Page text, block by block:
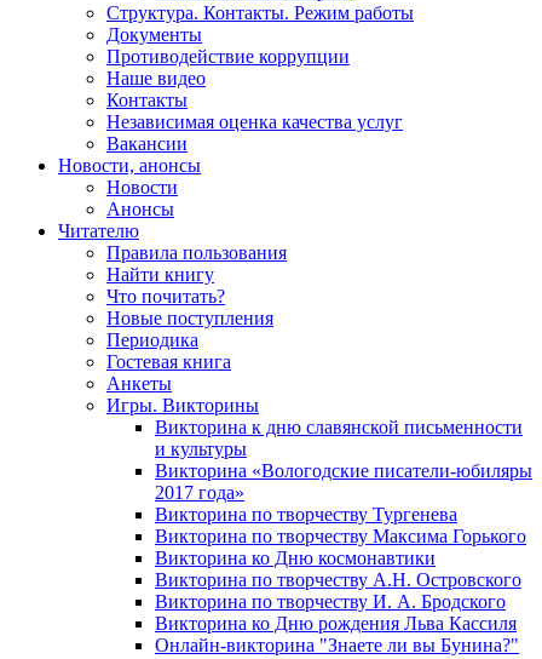
Структура. Контакты. Режим работы
Документы
Противодействие коррупции
Наше видео
Контакты
Независимая оценка качества услуг
Вакансии
Новости, анонсы
Новости
Анонсы
Читателю
Правила пользования
Найти книгу
Что почитать?
Новые поступления
Периодика
Гостевая книга
Анкеты
Игры. Викторины
Викторина к дню славянской письменности
и культуры
Викторина «Вологодские писатели-юбиляры
2017 года»
Викторина по творчеству Тургенева
Викторина по творчеству Максима Горького
Викторина ко Дню космонавтики
Викторина по творчеству А.Н. Островского
Викторина по творчеству И. А. Бродского
Викторина ко Дню рождения Льва Кассиля
Онлайн-викторина "Знаете ли вы Бунина?"